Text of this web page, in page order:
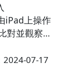
iPad上操作
對並觀察正
建3D模
習與學習評
2024-07-17